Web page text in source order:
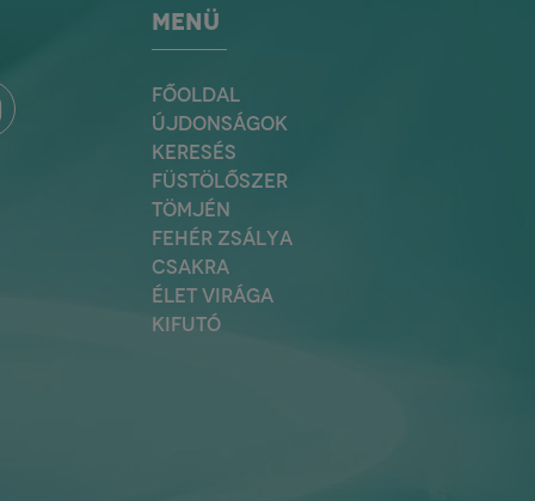
MENÜ
FŐOLDAL
ÚJDONSÁGOK
KERESÉS
FÜSTÖLŐSZER
TÖMJÉN
FEHÉR ZSÁLYA
CSAKRA
ÉLET VIRÁGA
KIFUTÓ